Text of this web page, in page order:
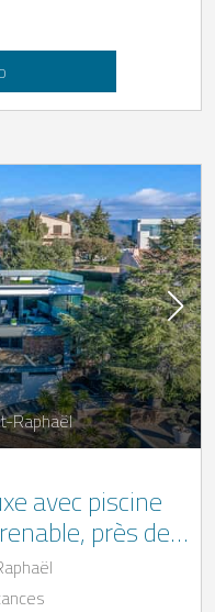
Raphaël
avec piscine
près de
la France